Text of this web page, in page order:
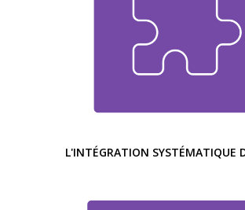
L'INTÉGRATION SYSTÉMATIQUE